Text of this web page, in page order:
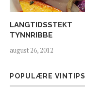
LANGTIDSSTEKT
TYNNRIBBE
august 26, 2012
POPULÆRE VINTIPS